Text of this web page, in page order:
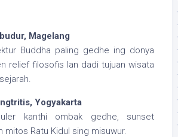
Magelang
Buddha paling gedhe ing donya
relief filosofis lan dadi tujuan wisata
Yogyakarta
kanthi ombak gedhe, sunset
mitos Ratu Kidul sing misuwur.